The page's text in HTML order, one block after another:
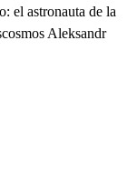
el astronauta de la
Aleksandr